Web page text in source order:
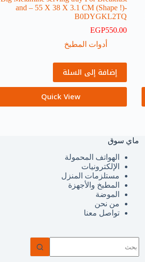
and – 55 X 38 X 3.1 CM (Shape !)-
B0DYGKL2TQ
EGP550.00
أدوات المطبخ
إضافة إلى السلة
Quick View
ماي سوق
الهواتف المحمولة
الإلكترونيات
مستلزمات المنزل
المطبخ والأجهزة
الموضة
من نحن
تواصل معنا
توجد